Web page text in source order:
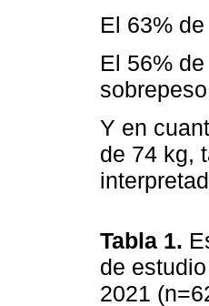
El 63%
El 56%
Y en
de 74 kg,
Tabla 1.
de
2021